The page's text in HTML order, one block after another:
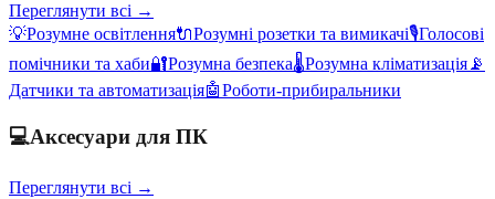
Переглянути всі →
💡Розумне освітлення🔌Розумні розетки та вимикачі🎙️Голосові
помічники та хаби🔐Розумна безпека🌡️Розумна кліматизація 📡
Датчики та автоматизація🤖Роботи-прибиральники
💻Аксесуари для ПК
Переглянути всі →